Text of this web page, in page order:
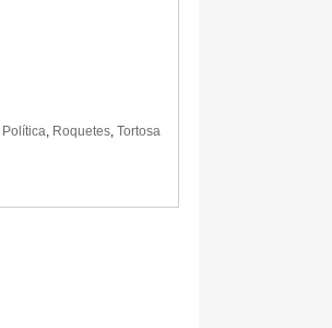
Política, Roquetes, Tortosa